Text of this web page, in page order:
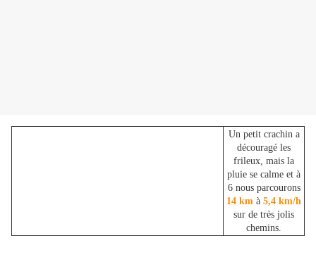
Un petit crachin a
découragé les
frileux, mais la
pluie se calme et à
6 nous parcourons
14 km à 5,4 km/h
sur de très jolis
chemins.